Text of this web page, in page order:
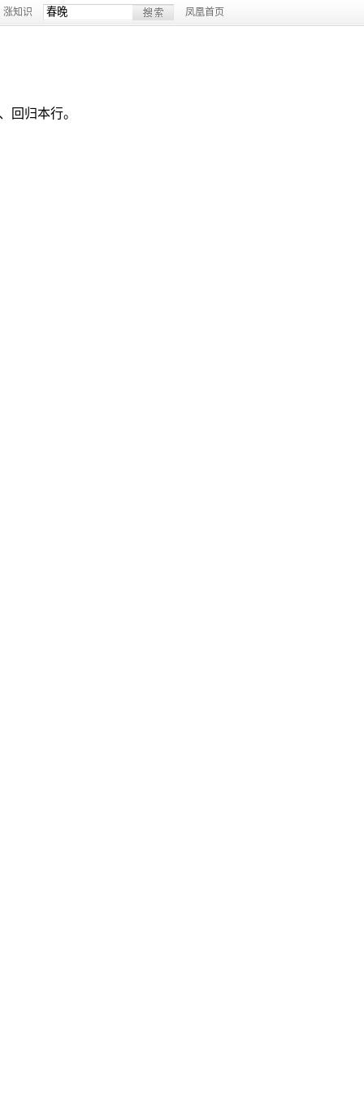
涨知识 凤凰首页
回归本行。